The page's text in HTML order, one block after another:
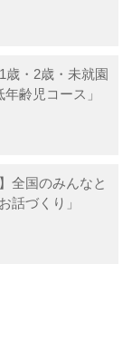
歳・2歳・未就園
齢児コース」
全国のみんなと
話づくり」